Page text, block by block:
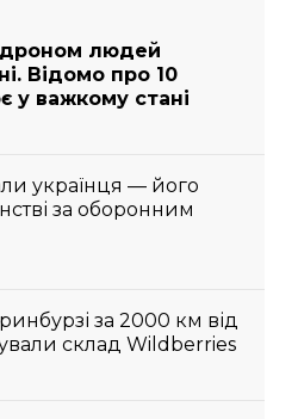
дроном людей
Відомо про 10
у важкому стані
українця — його
за оборонним
за 2000 км від
склад Wildberries